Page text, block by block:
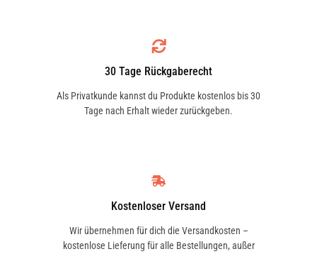
Kunststoffe wie Spoiler und Stoßstangen.
Bei quietschenden Armaturbrettern.
Anwendung
kurzer Trockenzeit mit weichem Lappen
Sitzflächen, sowie Schaltknaufs geeignet,
da „Rutschgefahr" besteht.
30 Tage Rückgaberecht
Als Privatkunde kannst du Produkte kostenlos bis 30
Tage nach Erhalt wieder zurückgeben.
Kostenloser Versand
Wir übernehmen für dich die Versandkosten –
kostenlose Lieferung für alle Bestellungen, außer